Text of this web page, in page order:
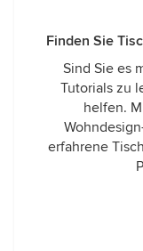
Finden Sie
Sind Sie es
Tutorials zu
helfen.
erfahrene